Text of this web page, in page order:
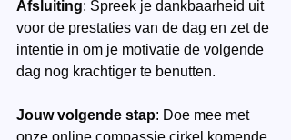
Afsluiting: Spreek je dankbaarheid uit
voor de prestaties van de dag en zet de
intentie in om je motivatie de volgende
dag nog krachtiger te benutten.
Jouw volgende stap: Doe mee met
onze online compassie cirkel komende